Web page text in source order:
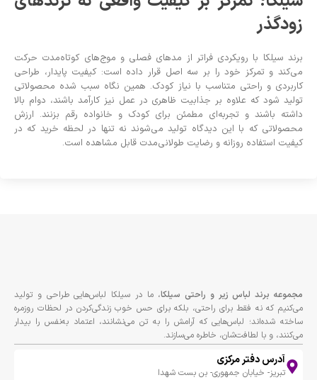
زودگذر
برند سیلکا با رویکردی فراتر از مدهای فصلی و موج‌های کوتاه‌مدت حرکت
می‌کند و تمرکز خود را بر سه اصل قرار داده است: کیفیت پایدار، طراحی
کاربردی و راحتی متناسب با نیاز کودک. همین نگاه سبب شده محصولاتی
تولید شود که علاوه بر جذابیت ظاهری در عمل نیز کارآمد باشند، دوام بالا
داشته باشند و تجربه‌ای مطمئن برای کودک و خانواده رقم بزنند. ارزش
محصولاتی که با این دیدگاه تولید می‌شوند نه تنها در لحظه خرید که در
کیفیت استفاده روزانه و رضایت طولانی‌مدت قابل مشاهده است.
مجموعه برند لباس زير و راحتى سيلكا، ما در سیلکا لباس‌هایی طراحی و تولید
می‌کنیم که نه فقط برای راحتی، بلکه برای حس خوب زندگی‌کردن در لحظات روزمره
ساخته شده‌اند؛ لباس‌هایی که آرامش را به تن می‌نشانند، اعتماد به‌نفس را بیدار
می‌کنند، و با لطافت‌شان، خاطره می‌سازند.
آدرس دفتر مرکزی
تبریز- خیابان جمهوری- بن بست شهدا